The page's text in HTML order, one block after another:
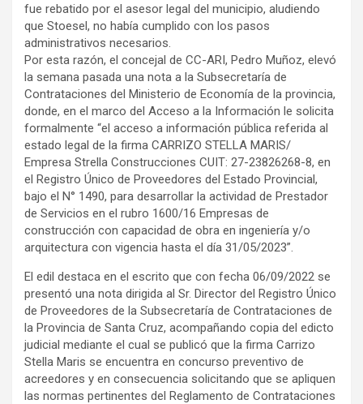
fue rebatido por el asesor legal del municipio, aludiendo
que Stoesel, no había cumplido con los pasos
administrativos necesarios.
Por esta razón, el concejal de CC-ARI, Pedro Muñoz, elevó
la semana pasada una nota a la Subsecretaría de
Contrataciones del Ministerio de Economía de la provincia,
donde, en el marco del Acceso a la Información le solicita
formalmente “el acceso a información pública referida al
estado legal de la firma CARRIZO STELLA MARIS/
Empresa Strella Construcciones CUIT: 27-23826268-8, en
el Registro Único de Proveedores del Estado Provincial,
bajo el N° 1490, para desarrollar la actividad de Prestador
de Servicios en el rubro 1600/16 Empresas de
construcción con capacidad de obra en ingeniería y/o
arquitectura con vigencia hasta el día 31/05/2023”.
El edil destaca en el escrito que con fecha 06/09/2022 se
presentó una nota dirigida al Sr. Director del Registro Único
de Proveedores de la Subsecretaría de Contrataciones de
la Provincia de Santa Cruz, acompañando copia del edicto
judicial mediante el cual se publicó que la firma Carrizo
Stella Maris se encuentra en concurso preventivo de
acreedores y en consecuencia solicitando que se apliquen
las normas pertinentes del Reglamento de Contrataciones